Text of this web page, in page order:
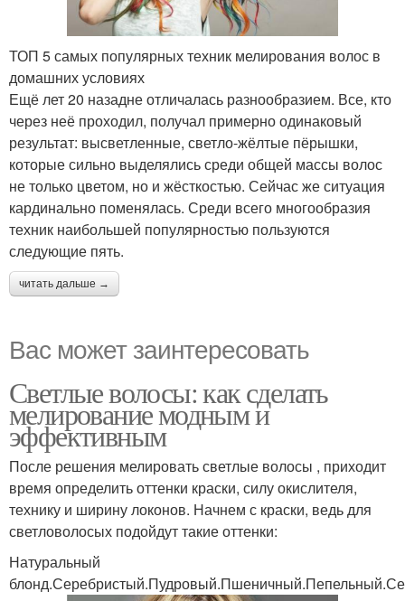
ТОП 5 самых популярных техник мелирования волос в
домашних условиях
Ещё лет 20 назадне отличалась разнообразием. Все, кто
через неё проходил, получал примерно одинаковый
результат: высветленные, светло-жёлтые пёрышки,
которые сильно выделялись среди общей массы волос
не только цветом, но и жёсткостью. Сейчас же ситуация
кардинально поменялась. Среди всего многообразия
техник наибольшей популярностью пользуются
следующие пять.
читать дальше →
Вас может заинтересовать
Светлые волосы: как сделать
мелирование модным и
эффективным
После решения мелировать светлые волосы , приходит
время определить оттенки краски, силу окислителя,
технику и ширину локонов. Начнем с краски, ведь для
светловолосых подойдут такие оттенки:
Натуральный